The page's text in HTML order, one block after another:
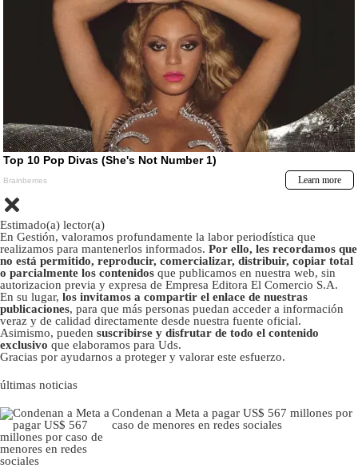
Estimado(a) lector(a)
En Gestión, valoramos profundamente la labor periodística que
realizamos para mantenerlos informados. Por ello, les recordamos que
no está permitido, reproducir, comercializar, distribuir, copiar total
o parcialmente los contenidos que publicamos en nuestra web, sin
autorizacion previa y expresa de Empresa Editora El Comercio S.A.
En su lugar, los invitamos a compartir el enlace de nuestras
publicaciones, para que más personas puedan acceder a información
veraz y de calidad directamente desde nuestra fuente oficial.
Asimismo, pueden suscribirse y disfrutar de todo el contenido
exclusivo que elaboramos para Uds.
Gracias por ayudarnos a proteger y valorar este esfuerzo.
últimas noticias
Condenan a Meta a pagar US$ 567 millones por
caso de menores en redes sociales